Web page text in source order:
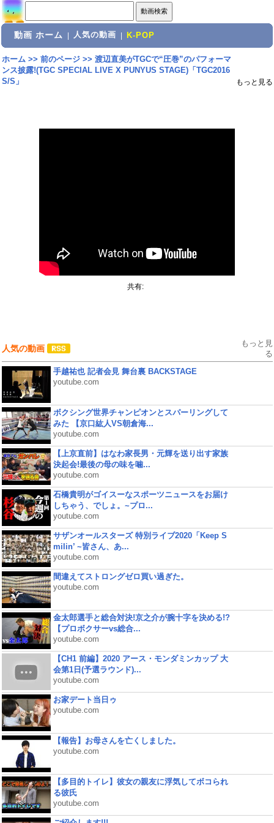
動画 ホーム 人気の動画 K-POP
ホーム>> 前のページ>> 渡辺直美がTGCで“圧巻”のパフォーマ
ンス披露!(TGC SPECIAL LIVE X PUNYUS STAGE)「TGC2016
S/S」
もっと見る
共有:
人気の動画
もっと見
る
手越祐也 記者会見 舞台裏 BACKSTAGE
youtube.com
ボクシング世界チャンピオンとスパーリングして
みた 【京口紘人VS朝倉海...
youtube.com
【上京直前】はなわ家長男・元輝を送り出す家族
決起会!最後の母の味を噛...
youtube.com
石橋貴明がゴイスーなスポーツニュースをお届け
しちゃう、でしょ。~プロ...
youtube.com
サザンオールスターズ 特別ライブ2020「Keep S
milin’ ~皆さん、あ...
youtube.com
間違えてストロングゼロ買い過ぎた。
youtube.com
金太郎選手と総合対決!京之介が腕十字を決める!?
【プロボクサーvs総合...
youtube.com
【CH1 前編】2020 アース・モンダミンカップ 大
会第1日(予選ラウンド)...
youtube.com
お家デート当日ゥ
youtube.com
【報告】お母さんを亡くしました。
youtube.com
【多目的トイレ】彼女の親友に浮気してボコられ
る彼氏
youtube.com